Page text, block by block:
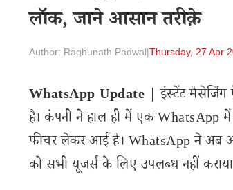
लॉक, जाने आसान तरीक़े
Author: Raghunath Padwal|Thursday, 27 Apr
WhatsApp Update | इंस्टेंट मैसेजिंग
है। कंपनी ने हाल ही में एक WhatsApp
फीचर लेकर आई है। WhatsApp ने अब
को सभी यूजर्स के लिए उपलब्ध नहीं